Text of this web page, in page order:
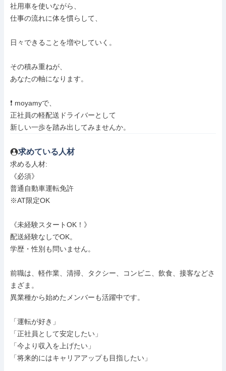
社用車を使いながら、
仕事の流れに体を慣らして、
日々できることを増やしていく。
その積み重ねが、
あなたの軸になります。
❗ moyamyで、
正社員の軽配送ドライバーとして
新しい一歩を踏み出してみませんか。
求めている人材
求める人材:
《必須》
普通自動車運転免許
※AT限定OK
《未経験スタートOK！》
配送経験なしでOK。
学歴・性別も問いません。
前職は、軽作業、清掃、タクシー、コンビニ、飲食、接客などさ
まざま。
異業種から始めたメンバーも活躍中です。
「運転が好き」
「正社員として安定したい」
「今より収入を上げたい」
「将来的にはキャリアアップも目指したい」